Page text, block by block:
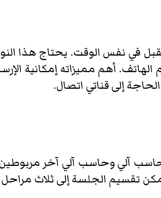
في نفس الوقت. يحتاج هذا
أهم مميزاته إمكانية
إلى قناتي اتصال.
آلي وحاسب آلي آخر
تقسيم الجلسة إلى ثلاث